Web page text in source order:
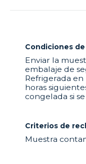
Condiciones
Enviar la
embalaje de
Refrigerada
horas
congelada si
Criterios de
Muestra